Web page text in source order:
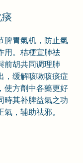
脾胃氣机，防止氣
用。桔梗宣肺祛
前胡共同调理肺
，缓解咳嗽咳痰症
使方劑中各藥更好
時其补脾益氣之功
，辅助祛邪。